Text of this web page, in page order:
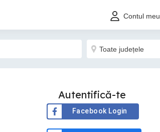
Contul meu
Autentifică-te
Facebook Login